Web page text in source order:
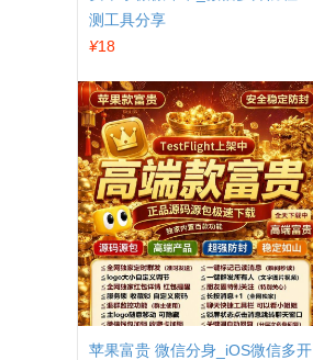
测工具分享
¥18
苹果富贵 微信分身_iOS微信多开